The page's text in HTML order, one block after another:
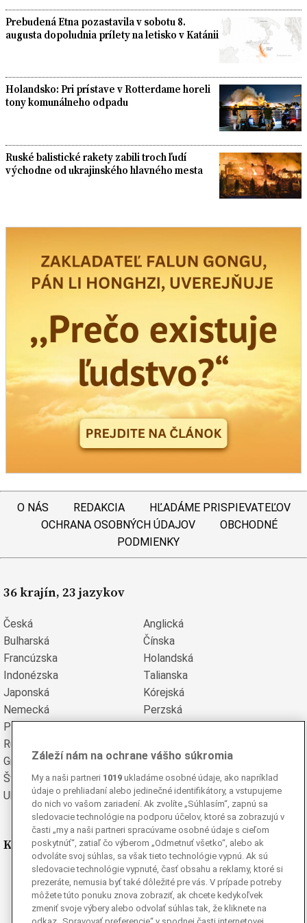
Prebudená Etna pozastavila v sobotu 8.
augusta dopoludnia prílety na letisko v Katánii
Holandsko: Pri prístave v Rotterdame horeli
tony komunálneho odpadu
Ruské balistické rakety zabili troch ľudí
východne od ukrajinského hlavného mesta
O NÁS REDAKCIA
HĽADÁME PRISPIEVATEĽOV
OCHRANA OSOBNÝCH ÚDAJOV
OBCHODNÉ
PODMIENKY
36 krajín, 23 jazykov
Česká
Anglická
Bulharská
Čínska
Francúzska
Holandská
Indonézska
Talianska
Japonská
Kórejská
Nemecká
Perzská
Poľská
Rumunská
Grécka
Španielska
Švédska
Turecká
Ukrajinská
Vietnamská
Kde nás nájdete
Facebook
Instagram
Ganjing
Záleží nám na ochrane vášho súkromia
My a naši partneri 1019 ukladáme osobné údaje, ako napríklad
údaje o prehliadaní alebo jedinečné identifikátory, a vstupujeme
do nich vo vašom zariadení. Ak zvolíte „Súhlasím“, zapnú sa
sledovacie technológie na podporu účelov, ktoré sa zobrazujú v
časti „my a naši partneri spracúvame osobné údaje s cieľom
poskytnúť“, zatiaľ čo výberom „Odmetnuť všetko“, alebo ak
odvoláte svoj súhlas, sa však tieto technológie vypnú. Ak sú
sledovacie technológie vypnuté, časť obsahu a reklamy, ktoré si
prezeráte, nemusia byť také dôležité pre vás. V prípade potreby
môžete túto ponuku znova zobraziť, ak chcete kedykoľvek
zmeniť svoje výbery alebo odvolať súhlas tak, že kliknete na